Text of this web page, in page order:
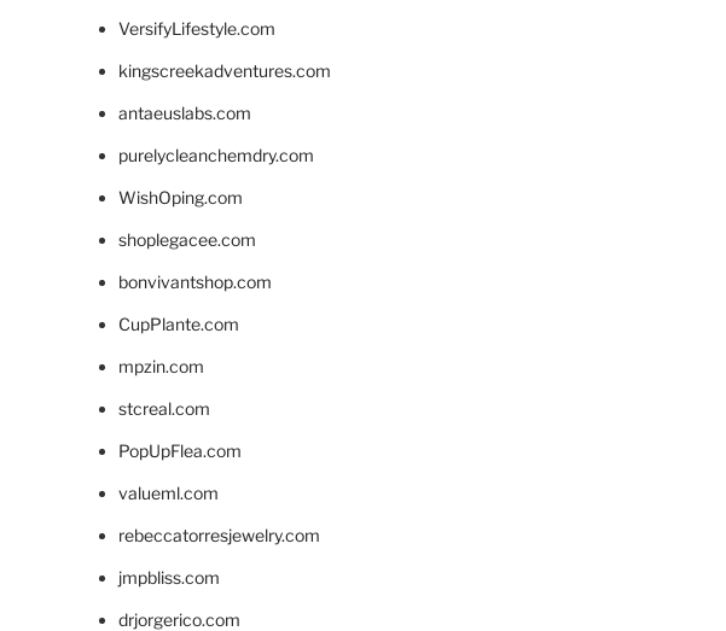
VersifyLifestyle.com
kingscreekadventures.com
antaeuslabs.com
purelycleanchemdry.com
WishOping.com
shoplegacee.com
bonvivantshop.com
CupPlante.com
mpzin.com
stcreal.com
PopUpFlea.com
valueml.com
rebeccatorresjewelry.com
jmpbliss.com
drjorgerico.com